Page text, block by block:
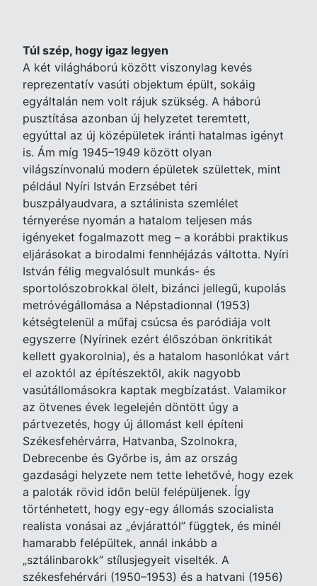
Túl szép, hogy igaz legyen
A két világháború között viszonylag kevés
reprezentatív vasúti objektum épült, sokáig
egyáltalán nem volt rájuk szükség. A háború
pusztítása azonban új helyzetet teremtett,
egyúttal az új középületek iránti hatalmas igényt
is. Ám míg 1945–1949 között olyan
világszínvonalú modern épületek születtek, mint
például Nyíri István Erzsébet téri
buszpályaudvara, a sztálinista szemlélet
térnyerése nyomán a hatalom teljesen más
igényeket fogalmazott meg – a korábbi praktikus
eljárásokat a birodalmi fennhéjázás váltotta. Nyíri
István félig megvalósult munkás- és
sportolószobrokkal ölelt, bizánci jellegű, kupolás
metróvégállomása a Népstadionnal (1953)
kétségtelenül a műfaj csúcsa és paródiája volt
egyszerre (Nyírinek ezért élőszóban önkritikát
kellett gyakorolnia), és a hatalom hasonlókat várt
el azoktól az építészektől, akik nagyobb
vasútállomásokra kaptak megbízatást. Valamikor
az ötvenes évek legelején döntött úgy a
pártvezetés, hogy új állomást kell építeni
Székesfehérvárra, Hatvanba, Szolnokra,
Debrecenbe és Győrbe is, ám az ország
gazdasági helyzete nem tette lehetővé, hogy ezek
a paloták rövid időn belül felépüljenek. Így
történhetett, hogy egy-egy állomás szocialista
realista vonásai az „évjárattól” függtek, és minél
hamarabb felépültek, annál inkább a
„sztálinbarokk” stílusjegyeit viselték. A
székesfehérvári (1950–1953) és a hatvani (1956)